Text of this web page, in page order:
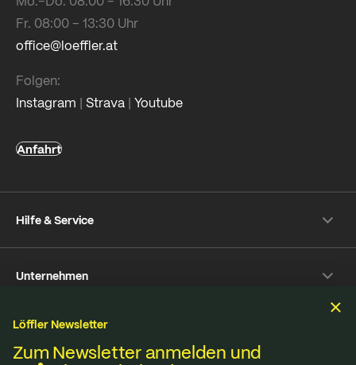
Fr. 08:00 – 13:30 Uhr
office@loeffler.at
Folgen:
Instagram | Strava | Youtube
Anfahrt
Hilfe & Service
Rückversand
Pflegetipps
Reparaturservice
Unternehmen
Nachhaltigkeit
Jobs & Karriere
Nachhaltigkeit
Löffler Newsletter
Zum Newsletter anmelden und